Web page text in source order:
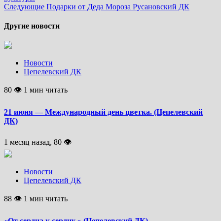
Следующие Подарки от Деда Мороза Русановский ДК
Другие новости
Новости
Цепелевский ДК
80 👁 1 мин читать
21 июня — Международный день цветка. (Цепелевский
ДК)
1 месяц назад, 80 👁
Новости
Цепелевский ДК
88 👁 1 мин читать